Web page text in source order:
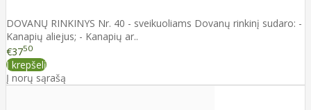
DOVANŲ RINKINYS Nr. 40 - sveikuoliams Dovanų rinkinį sudaro: -
Kanapių aliejus; - Kanapių ar..
€3750
Į krepšelį
Į norų sąrašą